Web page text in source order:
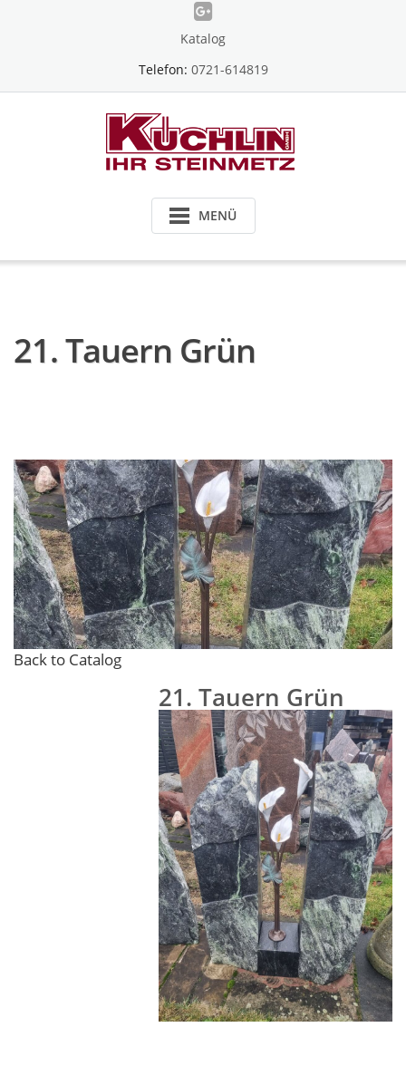
Katalog
Telefon: 0721-614819
MENÜ
21. Tauern Grün
Back to Catalog
21. Tauern Grün